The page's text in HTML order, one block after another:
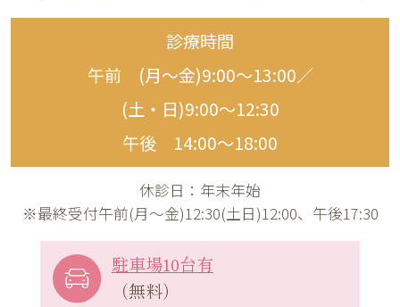
診療時間
午前 (月〜金)9:00〜13:00／
(土・日)9:00〜12:30
午後 14:00〜18:00
休診日：年末年始
※最終受付午前(月～金)12:30(土日)12:00、午後17:30
駐車場10台有
（無料）